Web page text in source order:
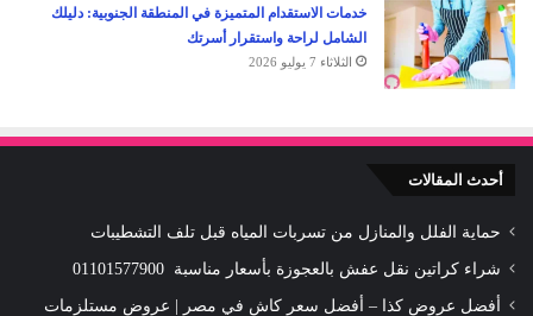
خدمات الاستقدام المتميزة في المنطقة الجنوبية: دليلك
الشامل لراحة واستقرار أسرتك
الثلاثاء 7 يوليو 2026
أحدث المقالات
حماية الفلل والمنازل من تسربات المياه قبل تلف التشطيبات
شراء كراتين نقل عفش بالعجوزة بأسعار مناسبة 01101577900
أفضل عروض كذا – أفضل سعر كاش في مصر | عروض مستلزمات